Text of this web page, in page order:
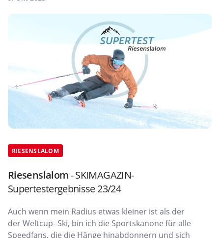
RIESENSLALOM
Riesenslalom- SKIMAGAZIN-
Supertestergebnisse 23/24
Auch wenn mein Radius etwas kleiner ist als der
der Weltcup- Ski, bin ich die Sportskanone für alle
Speedfans, die die Hänge hinabdonnern und sich